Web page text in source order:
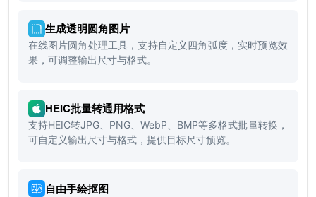
生成透明圆角图片
在线图片圆角处理工具，支持自定义四角弧度，实时预览效
果，可调整输出尺寸与格式。
HEIC批量转通用格式
支持HEIC转JPG、PNG、WebP、BMP等多格式批量转换，
可自定义输出尺寸与格式，提供目标尺寸预览。
自由手绘抠图